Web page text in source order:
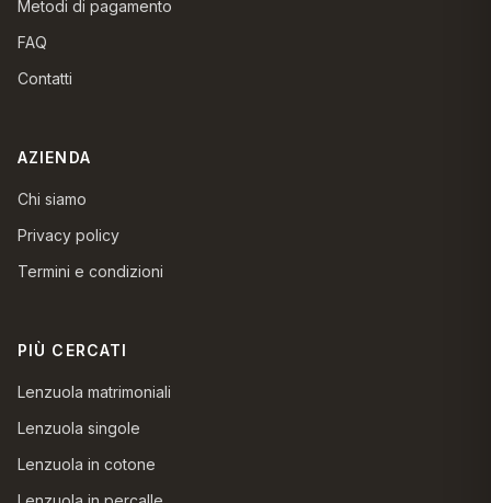
Metodi di pagamento
FAQ
Contatti
AZIENDA
Chi siamo
Privacy policy
Termini e condizioni
PIÙ CERCATI
Lenzuola matrimoniali
Lenzuola singole
Lenzuola in cotone